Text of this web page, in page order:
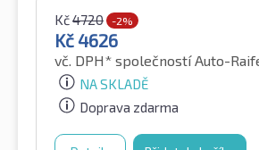
Kč4720 -2%
Kč4626
vč. DPH* společností Auto-
NA SKLADĚ
Doprava zdarma